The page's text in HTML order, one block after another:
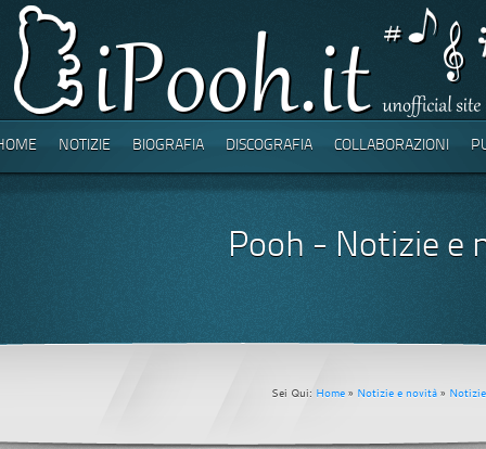
NOTIZIE BIOGRAFIA DISCOGRAFIA COLLABORAZIONI
Pooh - Notizie e
Sei Qui: Home» Notizie e novità»